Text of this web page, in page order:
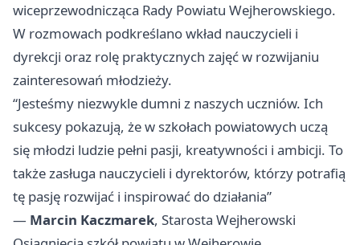
wiceprzewodnicząca Rady Powiatu Wejherowskiego.
W rozmowach podkreślano wkład nauczycieli i
dyrekcji oraz rolę praktycznych zajęć w rozwijaniu
zainteresowań młodzieży.
“Jesteśmy niezwykle dumni z naszych uczniów. Ich
sukcesy pokazują, że w szkołach powiatowych uczą
się młodzi ludzie pełni pasji, kreatywności i ambicji. To
także zasługa nauczycieli i dyrektorów, którzy potrafią
tę pasję rozwijać i inspirować do działania”
— Marcin Kaczmarek, Starosta Wejherowski